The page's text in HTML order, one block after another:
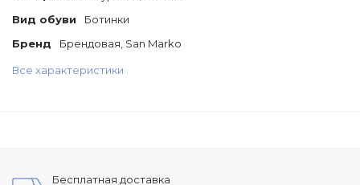
Вид обуви
Ботинки
Бренд
Брендовая, San Marko
Все характеристики
Бесплатная доставка